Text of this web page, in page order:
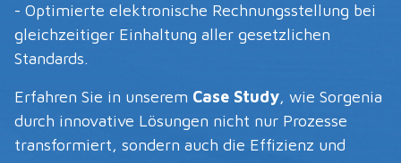
- Optimierte elektronische Rechnungsstellung bei
gleichzeitiger Einhaltung aller gesetzlichen
Standards.
Erfahren Sie in unserem Case Study, wie Sorgenia
durch innovative Lösungen nicht nur Prozesse
transformiert, sondern auch die Effizienz und